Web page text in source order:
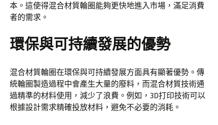
本。這使得混合材質輪圈能夠更快地進入市場，滿足消費
者的需求。
環保與可持續發展的優勢
混合材質輪圈在環保與可持續發展方面具有顯著優勢。傳
統輪圈製造過程中會產生大量的廢料，而混合材質技術通
過精準的材料使用，減少了浪費。例如，3D打印技術可以
根據設計需求精確投放材料，避免不必要的消耗。